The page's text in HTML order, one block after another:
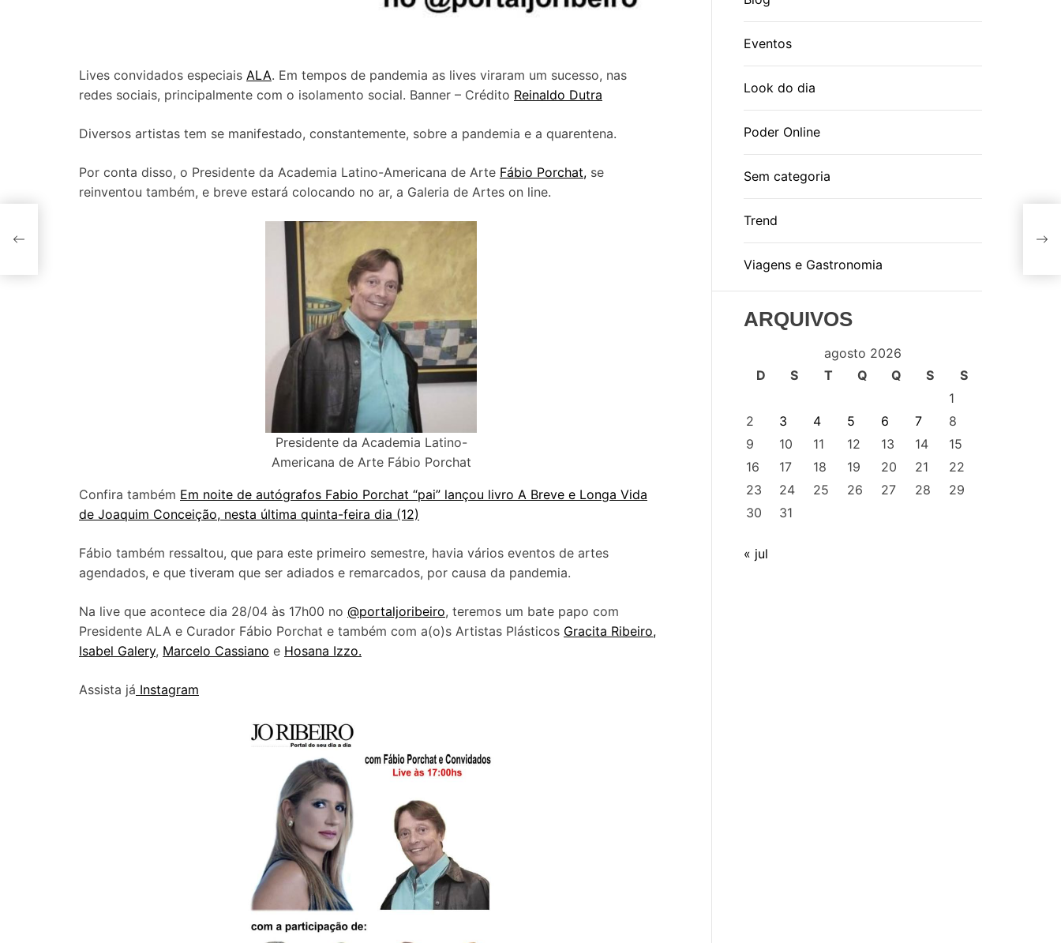
Lives convidados especiais ALA. Em tempos de pandemia as lives viraram um sucesso, nas
redes sociais, principalmente com o isolamento social. Banner – Crédito Reinaldo Dutra
Diversos artistas tem se manifestado, constantemente, sobre a pandemia e a quarentena.
Por conta disso, o Presidente da Academia Latino-Americana de Arte Fábio Porchat, se
reinventou também, e breve estará colocando no ar, a Galeria de Artes on line.
Presidente da Academia Latino-
Americana de Arte Fábio Porchat
Confira também Em noite de autógrafos Fabio Porchat “pai” lançou livro A Breve e Longa Vida
de Joaquim Conceição, nesta última quinta-feira dia (12)
Fábio também ressaltou, que para este primeiro semestre, havia vários eventos de artes
agendados, e que tiveram que ser adiados e remarcados, por causa da pandemia.
Na live que acontece dia 28/04 às 17h00 no @portaljoribeiro, teremos um bate papo com
Presidente ALA e Curador Fábio Porchat e também com a(o)s Artistas Plásticos Gracita Ribeiro,
Isabel Galery, Marcelo Cassiano e Hosana Izzo.
Assista já Instagram
Eventos
Look do dia
Poder Online
Sem categoria
Trend
Viagens e Gastronomia
ARQUIVOS
agosto 2026
D
S T Q Q S
S
1
2
3 4 5 6 7
8
9
10 11 12 13 14
15
16
17 18 19 20 21
22
23
24 25 26 27 28
29
30
31
« jul